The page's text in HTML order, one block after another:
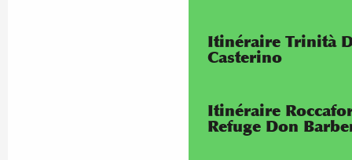
Itinéraire Trinità
Casterino
Itinéraire
Refuge Don